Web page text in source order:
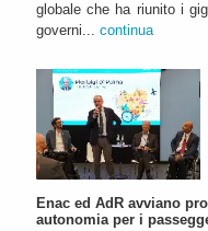
globale che ha riunito i
governi... continua
Enac ed AdR avviano
autonomia per i